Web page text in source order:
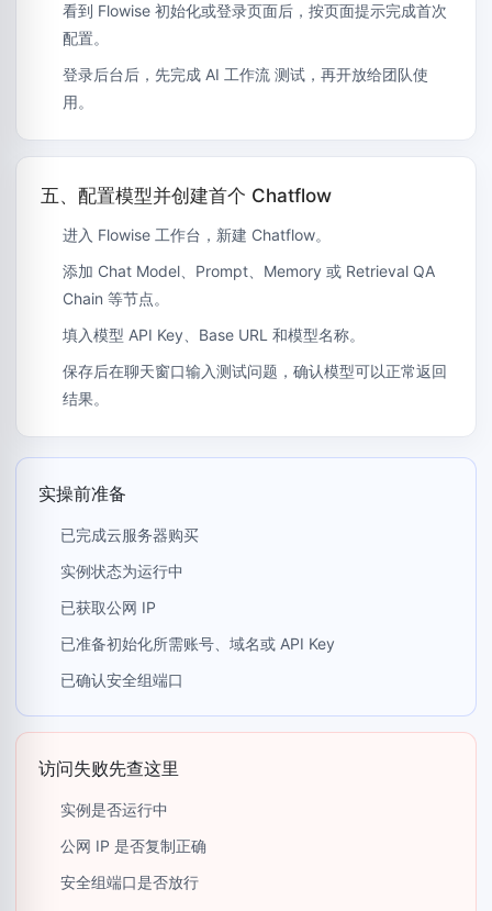
看到 Flowise 初始化或登录页面后，按页面提示完成首次
配置。
登录后台后，先完成 AI 工作流 测试，再开放给团队使
用。
五、配置模型并创建首个 Chatflow
进入 Flowise 工作台，新建 Chatflow。
添加 Chat Model、Prompt、Memory 或 Retrieval QA
Chain 等节点。
填入模型 API Key、Base URL 和模型名称。
保存后在聊天窗口输入测试问题，确认模型可以正常返回
结果。
实操前准备
已完成云服务器购买
实例状态为运行中
已获取公网 IP
已准备初始化所需账号、域名或 API Key
已确认安全组端口
访问失败先查这里
实例是否运行中
公网 IP 是否复制正确
安全组端口是否放行